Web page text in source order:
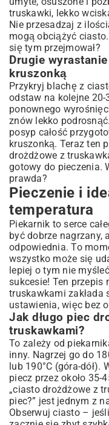
truskawki, lekko
Nie przesadzaj z
mogą obciążyć
się tym przejmował?
Drugie
kruszonką
Przykryj blachę z
odstaw na kolejne
ponownego
znów lekko
posyp całość
kruszonką. Teraz ten
drożdżowe z
gotowy do pieczenia.
prawda?
Pieczenie i
temperatura
Piekarnik to serce
być dobrze nagrzany,
odpowiednia. To
wszystko może się
lepiej o tym nie
sukcesie! Ten przepis
truskawkami zakłada
ustawienia, więc bez
Jak długo piec
truskawkami?
To zależy od
inny. Nagrzej go do
lub 190°C (góra-dół).
piecz przez około 35-
„ciasto drożdżowe z
piec?” jest jednym z
Obserwuj ciasto –